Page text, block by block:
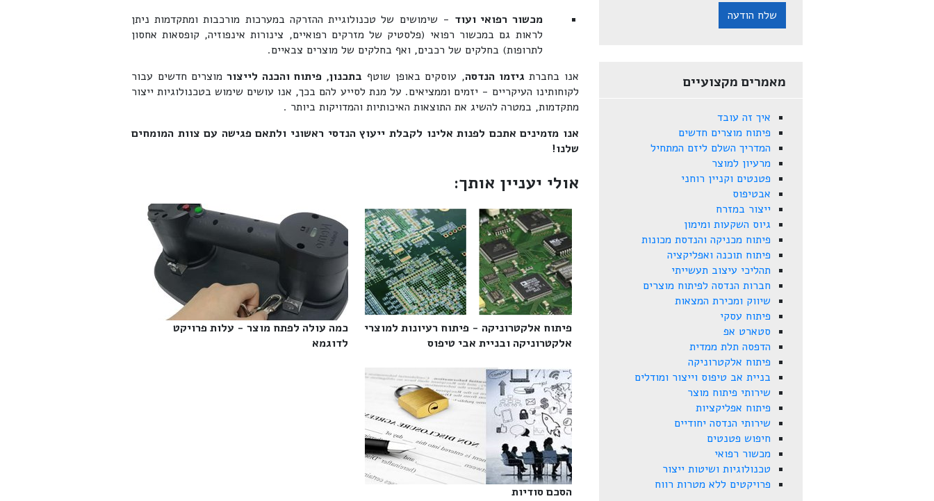
מכשור רפואי ועוד - שימושים של טכנולוגיית ההזרקה במערכות מורכבות ומתקדמות ניתן
לראות גם במכשור רפואי (פלסטיק של מזרקים רפואיים, צינורות אינפוזיה, קופסאות אחסון
לתרופות) בחלקים של רכבים, ואף בחלקים של מוצרים צבאיים.
אנו בחברתגיזמו הנדסה, עוסקים באופן שוטף בתכנון, פיתוח והכנה לייצור מוצרים חדשים עבור
לקוחותינו העיקריים - יזמים וממציאים. על מנת לסייע להם בכך, אנו עושים שימוש בטכנולוגיות ייצור
מתקדמות, במטרה להשיג את התוצאות האיכותיות והמדויקות ביותר .
אנו מזמינים אתכם לפנות אלינו לקבלת ייעוץ הנדסי ראשוני ולתאם פגישה עם צוות המומחים
שלנו!
אולי יעניין אותך:
פיתוח אלקטרוניקה - פיתוח רעיונות למוצרי
אלקטרוניקה ובניית אבי טיפוס‎
כמה עולה לפתח מוצר - עלות פרויקט
לדוגמא‎
הסכם סודיות‎
שלח הודעה
מאמרים מקצועיים
איך זה עובד
פיתוח מוצרים חדשים
המדריך השלם ליזם המתחיל
מרעיון למוצר
פטנטים וקניין רוחני
אבטיפוס
ייצור במזרח
גיוס השקעות ומימון
פיתוח מכניקה והנדסת מכונות
פיתוח תוכנה ואפליקציה
תהליכי עיצוב תעשייתי
חברות הנדסה לפיתוח מוצרים
שיווק ומכירת המצאות
פיתוח עסקי
סטארט אפ
הדפסה תלת ממדית
פיתוח אלקטרוניקה
בניית אב טיפוס וייצור ומודלים
שירותי פיתוח מוצר
פיתוח אפליקציות
שירותי הנדסה יחודיים
חיפוש פטנטים
מכשור רפואי
טכנולוגיות ושיטות ייצור
פרויקטים ללא מטרות רווח